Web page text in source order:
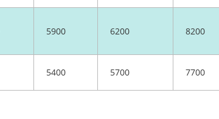
5900 6200 8200
5400 5700 7700